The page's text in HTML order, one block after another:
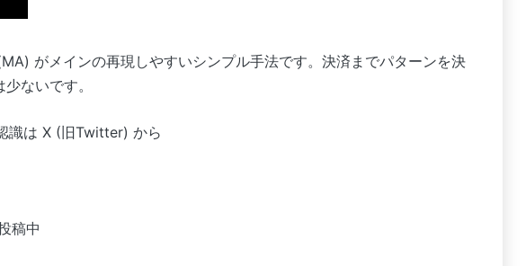
がメインの再現しやすいシンプル手法です。決済までパターンを決
ないです。
識は X (旧Twitter) から
稿中